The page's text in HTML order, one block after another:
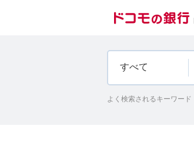
すべて
よく検索されるキーワード